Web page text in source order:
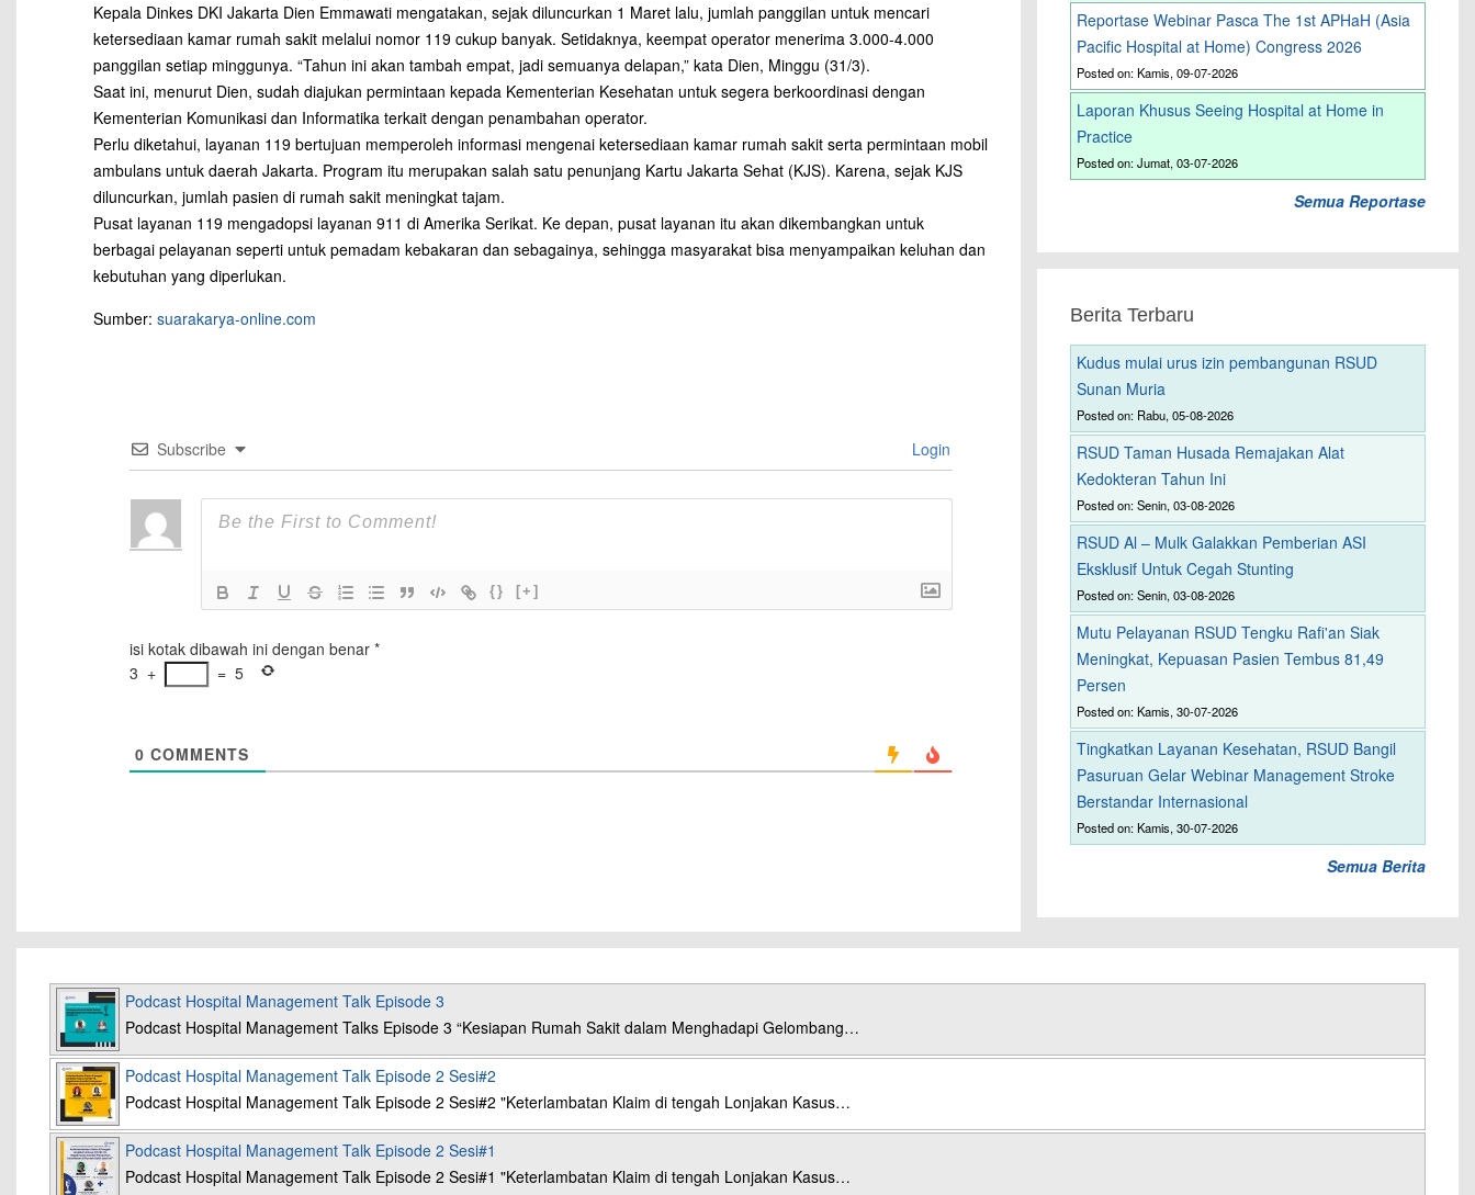
Kepala Dinkes DKI Jakarta Dien Emmawati mengatakan, sejak diluncurkan 1 Maret lalu, jumlah panggilan untuk mencari
ketersediaan kamar rumah sakit melalui nomor 119 cukup banyak. Setidaknya, keempat operator menerima 3.000-4.000
panggilan setiap minggunya. “Tahun ini akan tambah empat, jadi semuanya delapan,” kata Dien, Minggu (31/3).
Saat ini, menurut Dien, sudah diajukan permintaan kepada Kementerian Kesehatan untuk segera berkoordinasi dengan
Kementerian Komunikasi dan Informatika terkait dengan penambahan operator.
Perlu diketahui, layanan 119 bertujuan memperoleh informasi mengenai ketersediaan kamar rumah sakit serta permintaan mobil
ambulans untuk daerah Jakarta. Program itu merupakan salah satu penunjang Kartu Jakarta Sehat (KJS). Karena, sejak KJS
diluncurkan, jumlah pasien di rumah sakit meningkat tajam.
Pusat layanan 119 mengadopsi layanan 911 di Amerika Serikat. Ke depan, pusat layanan itu akan dikembangkan untuk
berbagai pelayanan seperti untuk pemadam kebakaran dan sebagainya, sehingga masyarakat bisa menyampaikan keluhan dan
kebutuhan yang diperlukan.
Sumber: suarakarya-online.com
Subscribe Login
{} [+]
isi kotak dibawah ini dengan benar*
3 + = 5
0 COMMENTS
Reportase Webinar Pasca The 1st APHaH (Asia
Pacific Hospital at Home) Congress 2026
Posted on: Kamis, 09-07-2026
Laporan Khusus Seeing Hospital at Home in
Practice
Posted on: Jumat, 03-07-2026
Semua Reportase
Berita Terbaru
Kudus mulai urus izin pembangunan RSUD
Sunan Muria
Posted on: Rabu, 05-08-2026
RSUD Taman Husada Remajakan Alat
Kedokteran Tahun Ini
Posted on: Senin, 03-08-2026
RSUD Al – Mulk Galakkan Pemberian ASI
Eksklusif Untuk Cegah Stunting
Posted on: Senin, 03-08-2026
Mutu Pelayanan RSUD Tengku Rafi'an Siak
Meningkat, Kepuasan Pasien Tembus 81,49
Persen
Posted on: Kamis, 30-07-2026
Tingkatkan Layanan Kesehatan, RSUD Bangil
Pasuruan Gelar Webinar Management Stroke
Berstandar Internasional
Posted on: Kamis, 30-07-2026
Semua Berita
Podcast Hospital Management Talk Episode 3
Podcast Hospital Management Talks Episode 3 “Kesiapan Rumah Sakit dalam Menghadapi Gelombang…
Podcast Hospital Management Talk Episode 2 Sesi#2
Podcast Hospital Management Talk Episode 2 Sesi#2 "Keterlambatan Klaim di tengah Lonjakan Kasus…
Podcast Hospital Management Talk Episode 2 Sesi#1
Podcast Hospital Management Talk Episode 2 Sesi#1 "Keterlambatan Klaim di tengah Lonjakan Kasus…